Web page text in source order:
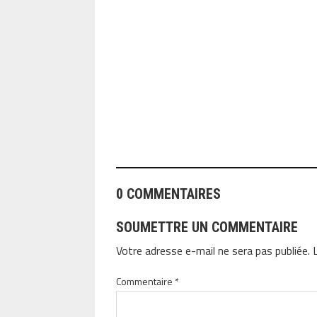
0 COMMENTAIRES
SOUMETTRE UN COMMENTAIRE
Votre adresse e-mail ne sera pas publiée.
Commentaire *